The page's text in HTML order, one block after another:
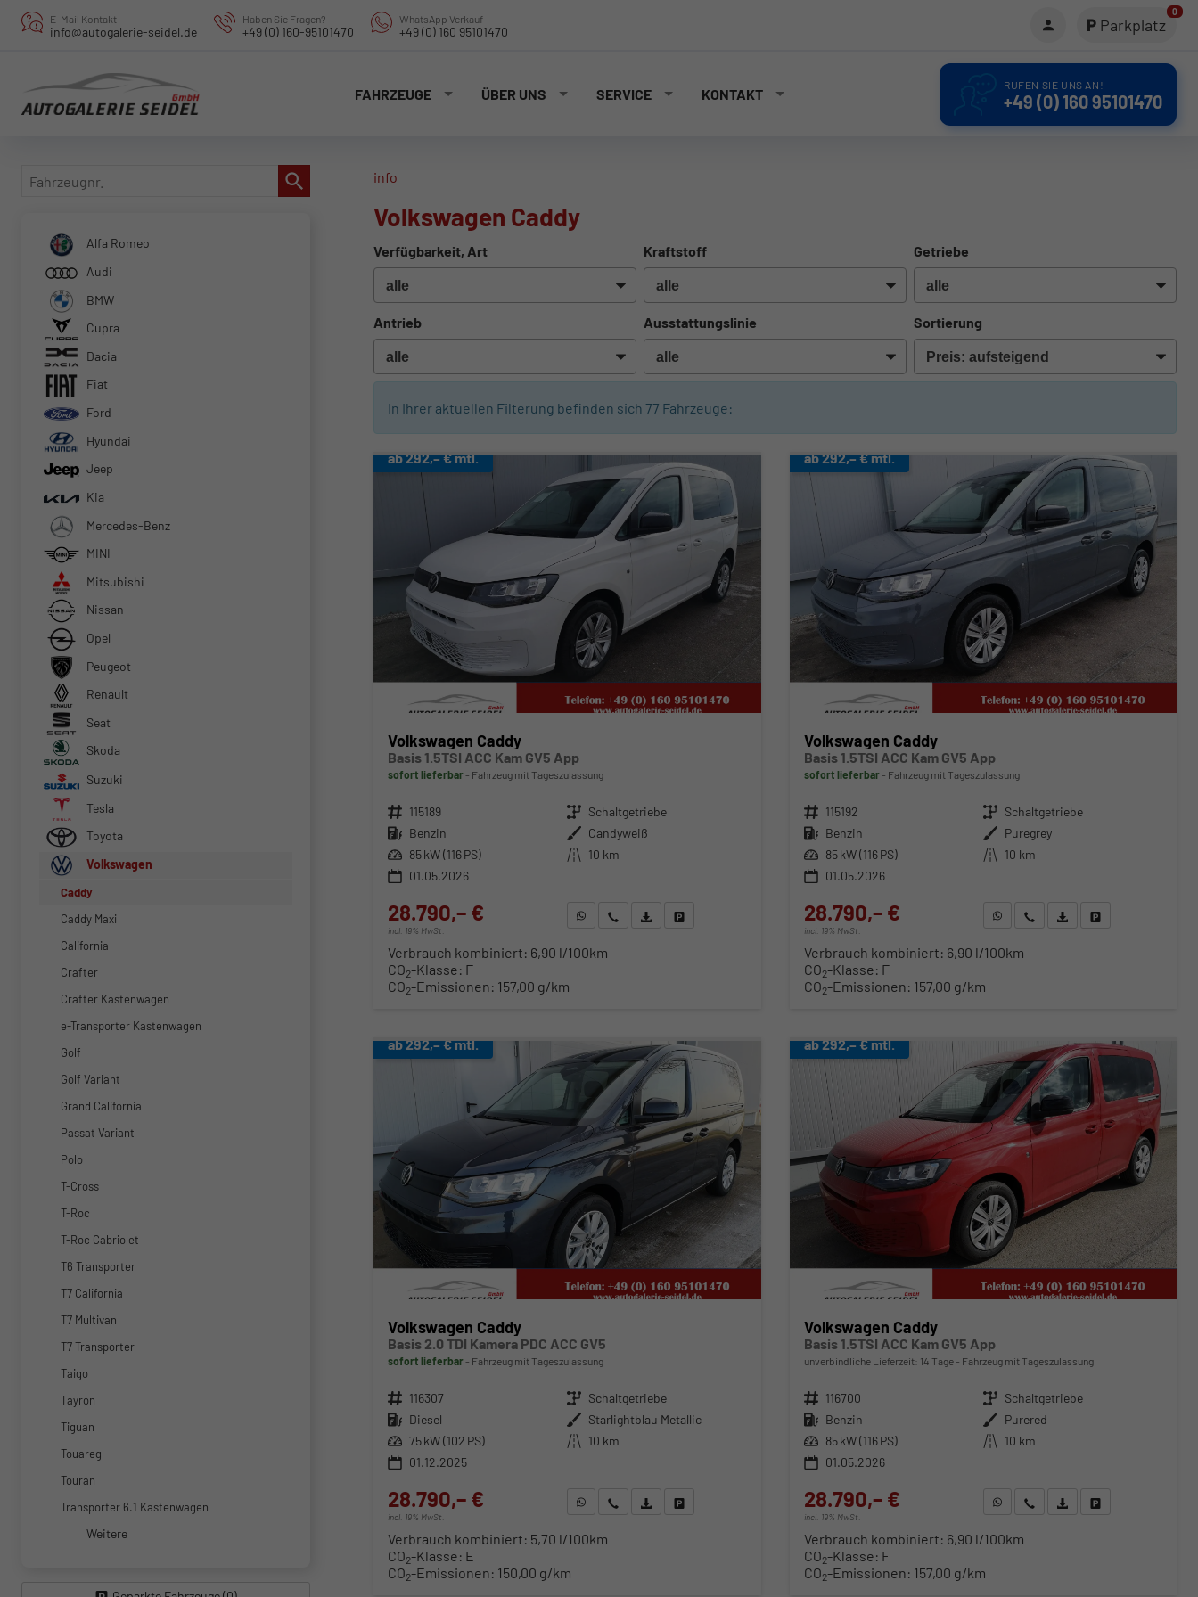
E-Mail Kontakt
info@autogalerie-seidel.de
Haben Sie Fragen?
+49 (0) 160-95101470
WhatsApp Verkauf
+49 (0) 160 95101470 Parkplatz
0
FAHRZEUGE ÜBER UNS SERVICE KONTAKT
RUFEN SIE UNS AN!
+49 (0) 160 95101470
info
Volkswagen Caddy
Verfügbarkeit, Art Kraftstoff Getriebe
Antrieb Ausstattungslinie Sortierung
In Ihrer aktuellen Filterung befinden sich77 Fahrzeuge:
ab 292,– € mtl.
Volkswagen Caddy
Basis 1.5TSI ACC Kam GV5 App
sofort lieferbar Fahrzeug mit Tageszulassung
Fahrzeugnr. 115189 Getriebe Schaltgetriebe
Kraftstoff Benzin Außenfarbe Candyweiß
Leistung 85 kW (116 PS) Kilometerstand 10 km
01.05.2026
28.790,– €
incl. 19% MwSt.
WhatsApp anfragen
Wir rufen Sie anFahrzeugexposé (PDF)
Verbrauch kombiniert: 6,90 l/100km
CO2-Klasse: F
CO2-Emissionen: 157,00 g/km
ab 292,– € mtl.
Volkswagen Caddy
Basis 1.5TSI ACC Kam GV5 App
sofort lieferbar Fahrzeug mit Tageszulassung
Fahrzeugnr. 115192 Getriebe Schaltgetriebe
Kraftstoff Benzin Außenfarbe Puregrey
Leistung 85 kW (116 PS) Kilometerstand 10 km
01.05.2026
28.790,– €
incl. 19% MwSt.
WhatsApp anfragen
Wir rufen Sie anFahrzeugexposé (PDF)
Fahrzeug parken
Verbrauch kombiniert: 6,90 l/100km
CO2-Klasse: F
CO2-Emissionen: 157,00 g/km
ab 292,– € mtl.
Volkswagen Caddy
Basis 2.0 TDI Kamera PDC ACC GV5
sofort lieferbar Fahrzeug mit Tageszulassung
Fahrzeugnr. 116307 Getriebe Schaltgetriebe
Kraftstoff Diesel Außenfarbe Starlightblau Metallic
Leistung 75 kW (102 PS) Kilometerstand 10 km
01.12.2025
28.790,– €
incl. 19% MwSt.
WhatsApp anfragen
Wir rufen Sie anFahrzeugexposé (PDF)
Verbrauch kombiniert: 5,70 l/100km
CO2-Klasse: E
CO2-Emissionen: 150,00 g/km
ab 292,– € mtl.
Volkswagen Caddy
Basis 1.5TSI ACC Kam GV5 App
unverbindliche Lieferzeit: 14 Tage Fahrzeug mit Tageszulassung
Fahrzeugnr. 116700 Getriebe Schaltgetriebe
Kraftstoff Benzin Außenfarbe Purered
Leistung 85 kW (116 PS) Kilometerstand 10 km
01.05.2026
28.790,– €
incl. 19% MwSt.
WhatsApp anfragen
Wir rufen Sie anFahrzeugexposé (PDF)
Fahrzeug parken
Verbrauch kombiniert: 6,90 l/100km
CO2-Klasse: F
CO2-Emissionen: 157,00 g/km
Fahrzeugnr.
Alfa Romeo
Audi
BMW
Cupra
Dacia
Fiat
Ford
Hyundai
Jeep
Kia
Mercedes-Benz
MINI
Mitsubishi
Nissan
Opel
Peugeot
Renault
Seat
Skoda
Suzuki
Tesla
Toyota
Volkswagen
Caddy
Caddy Maxi
California
Crafter
Crafter Kastenwagen
e-Transporter Kastenwagen
Golf
Golf Variant
Grand California
Passat Variant
Polo
T-Cross
T-Roc
T-Roc Cabriolet
T6 Transporter
T7 California
T7 Multivan
T7 Transporter
Taigo
Tayron
Tiguan
Touareg
Touran
Transporter 6.1 Kastenwagen
Weitere